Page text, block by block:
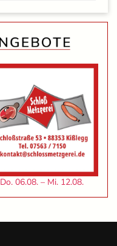
Do. 06.08. – Mi. 12.08.